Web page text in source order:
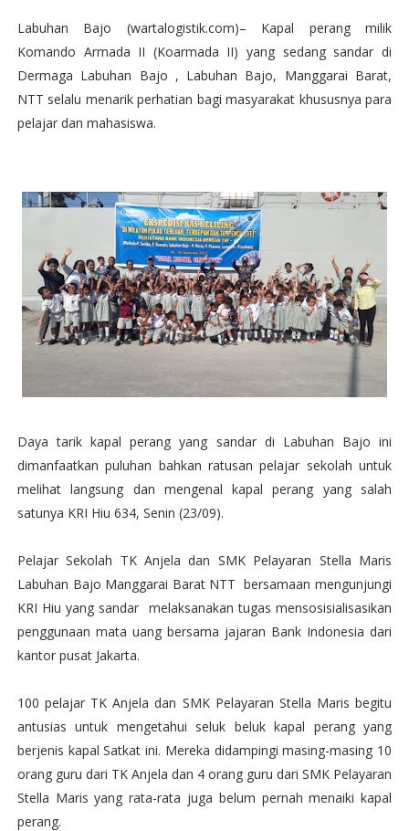
Labuhan Bajo (wartalogistik.com)– Kapal perang milik
Komando Armada II (Koarmada II) yang sedang sandar di
Dermaga Labuhan Bajo , Labuhan Bajo, Manggarai Barat,
NTT selalu menarik perhatian bagi masyarakat khususnya para
pelajar dan mahasiswa.
Daya tarik kapal perang yang sandar di Labuhan Bajo ini
dimanfaatkan puluhan bahkan ratusan pelajar sekolah untuk
melihat langsung dan mengenal kapal perang yang salah
satunya KRI Hiu 634, Senin (23/09).
Pelajar Sekolah TK Anjela dan SMK Pelayaran Stella Maris
Labuhan Bajo Manggarai Barat NTT bersamaan mengunjungi
KRI Hiu yang sandar melaksanakan tugas mensosisialisasikan
penggunaan mata uang bersama jajaran Bank Indonesia dari
kantor pusat Jakarta.
100 pelajar TK Anjela dan SMK Pelayaran Stella Maris begitu
antusias untuk mengetahui seluk beluk kapal perang yang
berjenis kapal Satkat ini. Mereka didampingi masing-masing 10
orang guru dari TK Anjela dan 4 orang guru dari SMK Pelayaran
Stella Maris yang rata-rata juga belum pernah menaiki kapal
perang.